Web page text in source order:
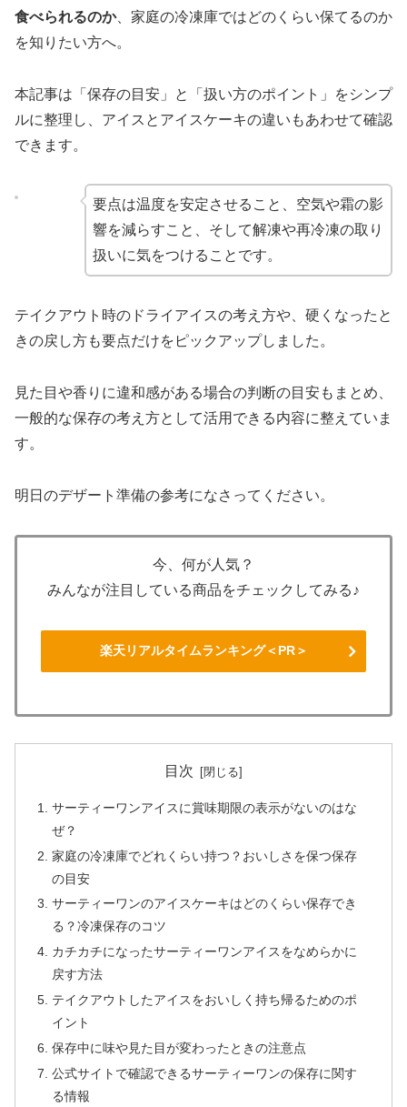
食べられるのか、家庭の冷凍庫ではどのくらい保てるのか
を知りたい方へ。
本記事は「保存の目安」と「扱い方のポイント」をシンプ
ルに整理し、アイスとアイスケーキの違いもあわせて確認
できます。
要点は温度を安定させること、空気や霜の影
響を減らすこと、そして解凍や再冷凍の取り
扱いに気をつけることです。
テイクアウト時のドライアイスの考え方や、硬くなったと
きの戻し方も要点だけをピックアップしました。
見た目や香りに違和感がある場合の判断の目安もまとめ、
一般的な保存の考え方として活用できる内容に整えていま
す。
明日のデザート準備の参考になさってください。
今、何が人気？
みんなが注目している商品をチェックしてみる♪
楽天リアルタイムランキング＜PR＞
目次
サーティーワンアイスに賞味期限の表示がないのはな
ぜ？
家庭の冷凍庫でどれくらい持つ？おいしさを保つ保存
の目安
サーティーワンのアイスケーキはどのくらい保存でき
る？冷凍保存のコツ
カチカチになったサーティーワンアイスをなめらかに
戻す方法
テイクアウトしたアイスをおいしく持ち帰るためのポ
イント
保存中に味や見た目が変わったときの注意点
公式サイトで確認できるサーティーワンの保存に関す
る情報